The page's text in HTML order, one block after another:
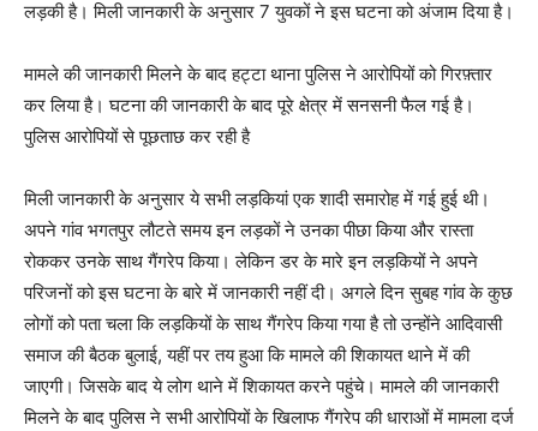
लड़की है। मिली जानकारी के अनुसार 7 युवकों ने इस घटना को अंजाम दिया है।
मामले की जानकारी मिलने के बाद हट्टा थाना पुलिस ने आरोपियों को गिरफ़्तार
कर लिया है। घटना की जानकारी के बाद पूरे क्षेत्र में सनसनी फैल गई है।
पुलिस आरोपियों से पूछताछ कर रही है
मिली जानकारी के अनुसार ये सभी लड़कियां एक शादी समारोह में गई हुई थी।
अपने गांव भगतपुर लौटते समय इन लड़कों ने उनका पीछा किया और रास्ता
रोककर उनके साथ गैंगरेप किया। लेकिन डर के मारे इन लड़कियों ने अपने
परिजनों को इस घटना के बारे में जानकारी नहीं दी। अगले दिन सुबह गांव के कुछ
लोगों को पता चला कि लड़कियों के साथ गैंगरेप किया गया है तो उन्होंने आदिवासी
समाज की बैठक बुलाई, यहीं पर तय हुआ कि मामले की शिकायत थाने में की
जाएगी। जिसके बाद ये लोग ​थाने में शिकायत करने पहुंचे। मामले की जानकारी
मिलने के बाद पुलिस ने सभी आरोपियों के खिलाफ गैंगरेप की धाराओं में मामला दर्ज